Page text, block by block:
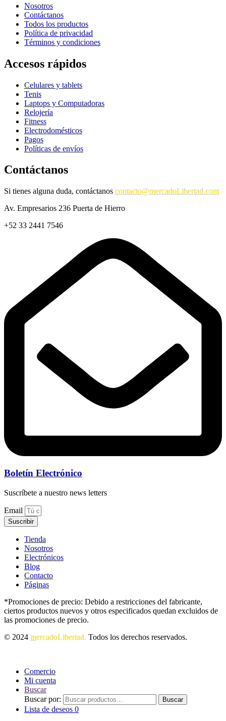
Nosotros
Contáctanos
Todos los productos
Política de privacidad
Términos y condiciones
Accesos rápidos
Celulares y tablets
Tenis
Laptops y Computadoras
Relojería
Fitness
Electrodomésticos
Pagos
Políticas de envíos
Contáctanos
Si tienes alguna duda, contáctanos contacto@mercadoLibertad.com
Av. Empresarios 236 Puerta de Hierro
+52 33 2441 7546
Boletín Electrónico
Suscríbete a nuestro news letters
Email
Suscribir
Tienda
Nosotros
Electrónicos
Blog
Contacto
Páginas
*Promociones de precio: Debido a restricciones del fabricante,
ciertos productos nuevos y otros especificados quedan excluidos de
las promociones de precio.
© 2024 mercadoLibertad. Todos los derechos reservados.
Comercio
Mi cuenta
Buscar
Buscar por:
Buscar
Lista de deseos 0